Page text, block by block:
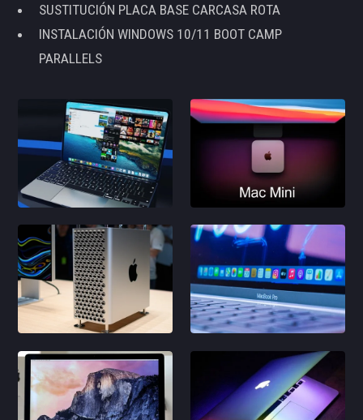
SUSTITUCIÓN PLACA BASE CARCASA ROTA
INSTALACIÓN WINDOWS 10/11 BOOT CAMP
PARALLELS